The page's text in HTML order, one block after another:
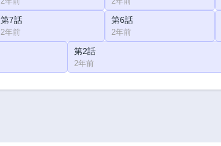
第7話
2年前
第6話
2年前
第2話
2年前